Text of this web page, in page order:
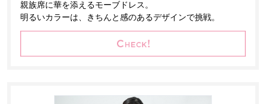
親族席に華を添えるモーブドレス。
明るいカラーは、きちんと感のあるデザインで挑戦。